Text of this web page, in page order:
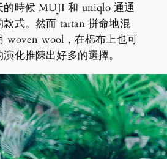
的時候 MUJI 和 uniqlo 通通
式。然而 tartan 拼命地混
woven wool，在棉布上也可
化推陳出好多的選擇。